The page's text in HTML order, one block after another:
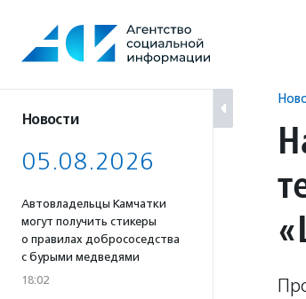
содержанию
Новости
05.08.2026
Автовладельцы Камчатки
могут получить стикеры
о правилах добрососедства
с бурыми медведями
18:02